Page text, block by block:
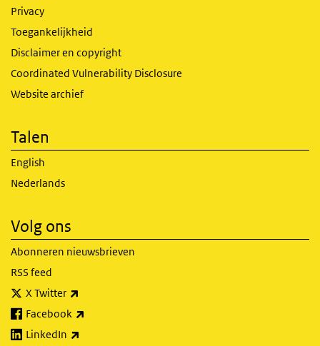
Privacy
Toegankelijkheid
Disclaimer en copyright
Coordinated Vulnerability Disclosure
Website archief
Talen
English
Nederlands
Volg ons
Abonneren nieuwsbrieven
RSS feed
X Twitter
Facebook
LinkedIn